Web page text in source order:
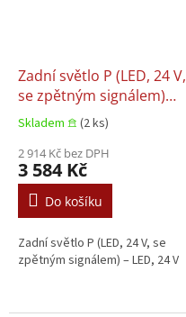
Zadní světlo P (LED, 24 V,
se zpětným signálem)
SCANIA G II, L, R S 1.21885
09.2016–09.2016
Skladem 𖠿 (2 ks)
2 914 Kč bez DPH
3 584 Kč
Do košíku
Zadní světlo P (LED, 24 V, se
zpětným signálem) – LED, 24 V